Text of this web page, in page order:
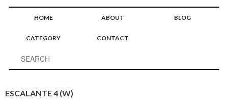
HOME ABOUT BLOG
CATEGORY CONTACT
ESCALANTE 4 (W)